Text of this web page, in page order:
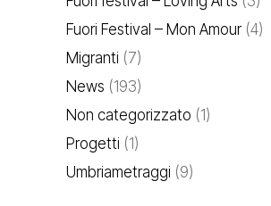
Fuori Festival – Mon Amour(4)
Migranti (7)
News (193)
Non categorizzato (1)
Progetti (1)
Umbriametraggi (9)